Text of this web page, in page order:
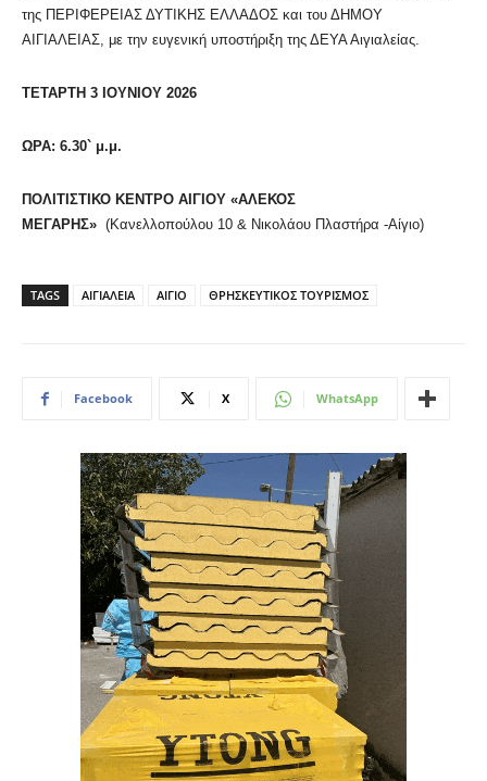
της ΠΕΡΙΦΕΡΕΙΑΣ ΔΥΤΙΚΗΣ ΕΛΛΑΔΟΣ και του ΔΗΜΟΥ
ΑΙΓΙΑΛΕΙΑΣ, με την ευγενική υποστήριξη της ΔΕΥΑ Αιγιαλείας.
ΤΕΤΑΡΤΗ 3 ΙΟΥΝΙΟΥ 2026
ΩΡΑ: 6.30` μ.μ.
ΠΟΛΙΤΙΣΤΙΚΟ ΚΕΝΤΡΟ ΑΙΓΙΟΥ «ΑΛΕΚΟΣ
ΜΕΓΑΡΗΣ» (Κανελλοπούλου 10 & Νικολάου Πλαστήρα -Αίγιο)
TAGS ΑΙΓΙΑΛΕΙΑ ΑΙΓΙΟ ΘΡΗΣΚΕΥΤΙΚΟΣ ΤΟΥΡΙΣΜΟΣ
Facebook X WhatsApp